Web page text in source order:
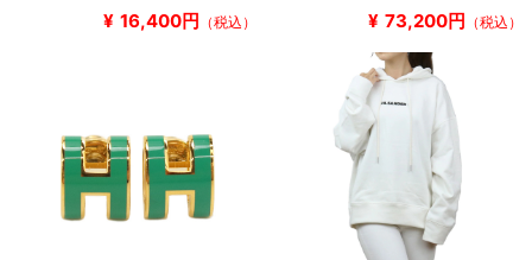
¥ 16,400円 （税込） ¥ 73,200円 （税込）